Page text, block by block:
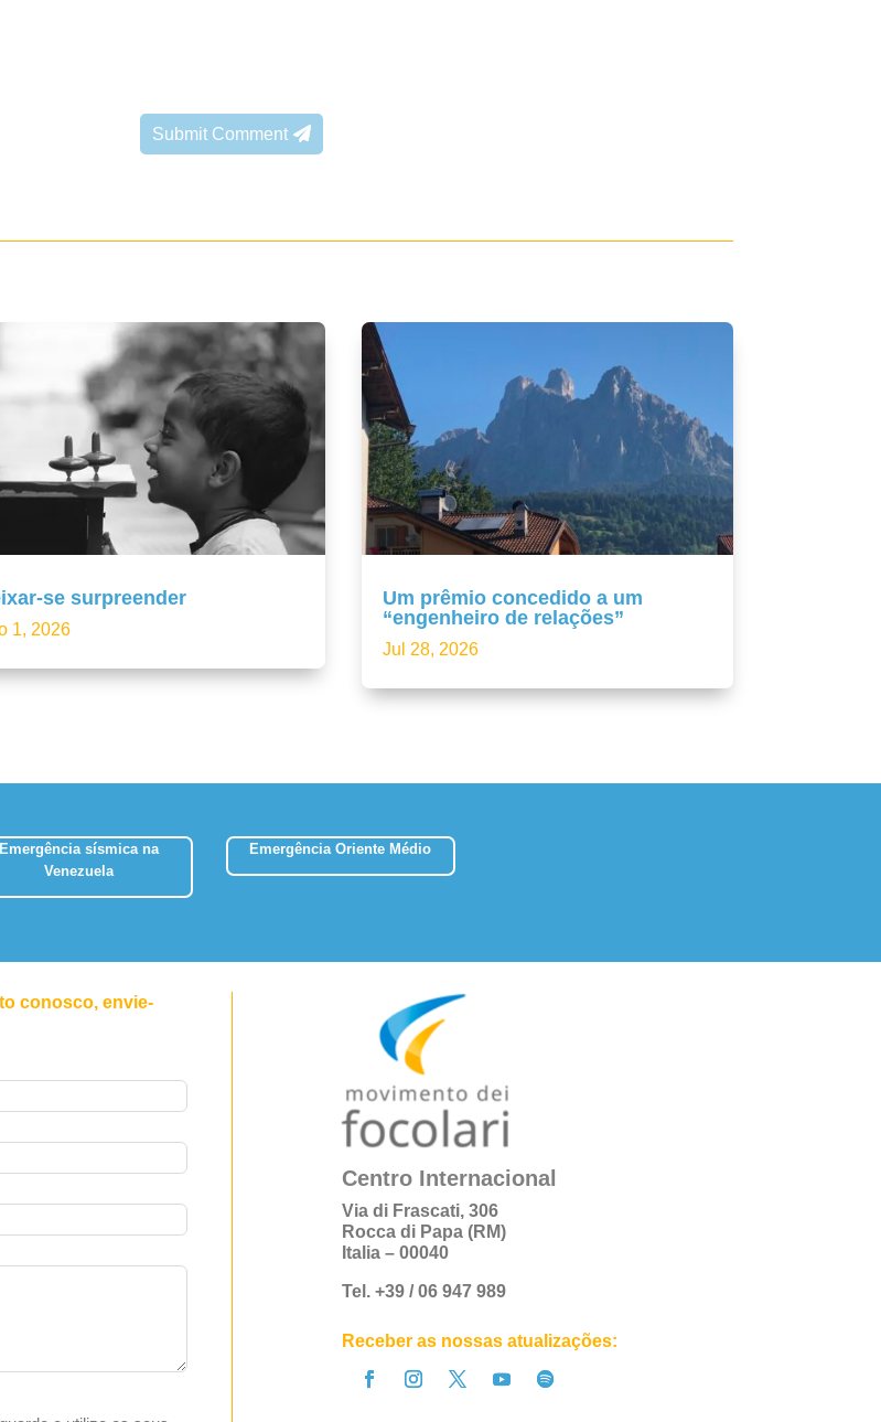
Submit Comment
se surpreender
1, 2026
Um prêmio concedido a um
“engenheiro de relações”
Jul 28, 2026
Emergência sísmica na
Venezuela
Emergência Oriente Médio
conosco, envie-
Centro Internacional
Via di Frascati, 306
Rocca di Papa (RM)
Italia – 00040
Tel. +39 / 06 947 989
Receber as nossas atualizações: